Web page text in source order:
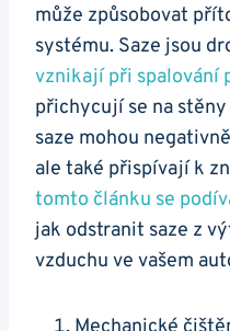
může způsobovat
systému. ‌Saze jsou
vznikají při spalování
přichycují se na
saze mohou
⁤ale také ⁣přispívají k
tomto článku se
jak ‍odstranit saze ⁣z
vzduchu ve vašem